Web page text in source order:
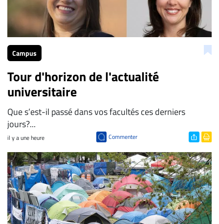
Campus
Tour d'horizon de l'actualité
universitaire
Que s’est-il passé dans vos facultés ces derniers
jours?...
il y a une heure Commenter